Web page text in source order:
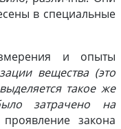
в специальные
и опыты
вещества (это
такое же
затрачено на
закона